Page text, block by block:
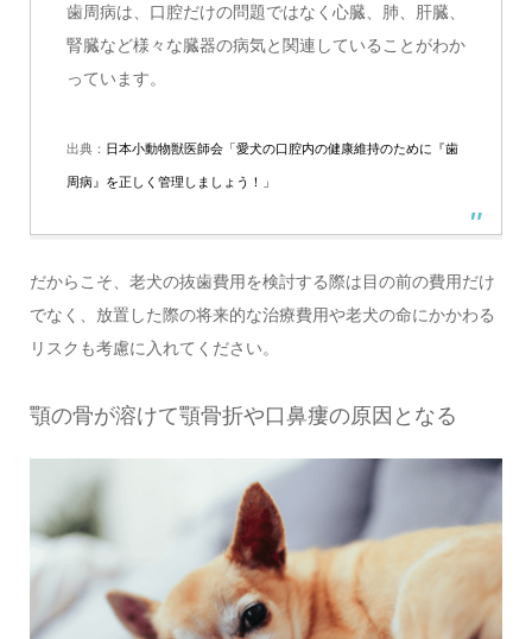
歯周病は、口腔だけの問題ではなく心臓、肺、肝臓、
腎臓など様々な臓器の病気と関連していることがわか
っています。
出典： 日本小動物獣医師会「愛犬の口腔内の健康維持のために『歯
周病』を正しく管理しましょう！」
だからこそ、老犬の抜歯費用を検討する際は目の前の費用だけ
でなく、放置した際の将来的な治療費用や老犬の命にかかわる
リスクも考慮に入れてください。
顎の骨が溶けて顎骨折や口鼻瘻の原因となる